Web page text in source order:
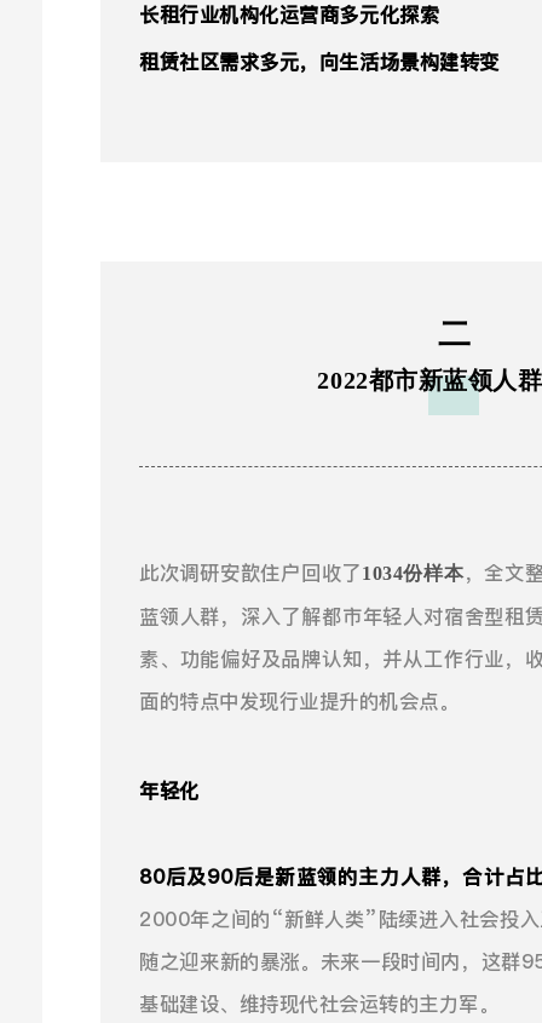
长租行业机构化运营商多元化探索
租赁社区需求多元，向生活场景构建转变
二
2022都市新蓝领人
此次调研安歆住户回收了1034份样本，全文
蓝领人群，深入了解都市年轻人对宿舍型租
素、功能偏好及品牌认知，并从工作行业，
面的特点中发现行业提升的机会点。
年轻化
80后及90后是新蓝领的主力人群，合计占
2000年之间的“新鲜人类”陆续进入社会投
随之迎来新的暴涨。未来一段时间内，这群
基础建设、维持现代社会运转的主力军。